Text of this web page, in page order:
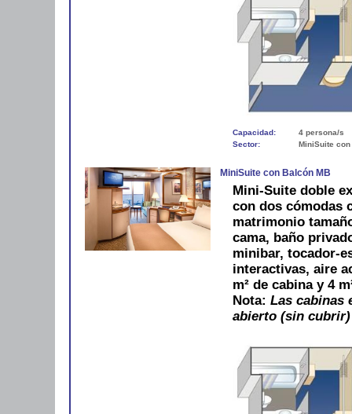
Capacidad:
4 persona/s
Sector:
MiniSuite
MiniSuite con Balcón MB
Mini-Suite doble
con dos cómodas
matrimonio
cama, baño
minibar, tocador-
interactivas, aire
m² de cabina y 4
Nota: Las cabinas
abierto (sin